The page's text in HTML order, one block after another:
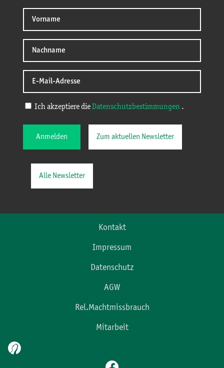
Ich akzeptiere die Datenschutzbestimmungen .
Anmelden Zum aktuellen Newsletter
Alle Newsletter
Kontakt
Impressum
Datenschutz
AGW
Rel.Machtmissbrauch
Mitarbeit